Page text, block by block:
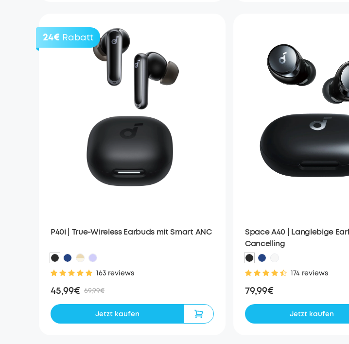
24€ Rabatt
P40i | True-Wireless Earbuds mit Smart ANC
163 reviews
45,99€ 69,99€
Jetzt kaufen
Space A40 | Langlebige
Cancelling
174 reviews
79,99€
Jetzt kaufen